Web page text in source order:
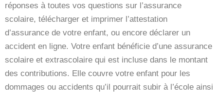
réponses à toutes vos questions sur l’assurance
scolaire, télécharger et imprimer l’attestation
d’assurance de votre enfant, ou encore déclarer un
accident en ligne. Votre enfant bénéficie d’une assurance
scolaire et extrascolaire qui est incluse dans le montant
des contributions. Elle couvre votre enfant pour les
dommages ou accidents qu’il pourrait subir à l’école ainsi